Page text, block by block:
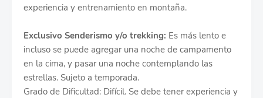
experiencia y entrenamiento en montaña.
Exclusivo Senderismo y/o trekking: Es más lento e
incluso se puede agregar una noche de campamento
en la cima, y pasar una noche contemplando las
estrellas. Sujeto a temporada.
Grado de Dificultad: Difícil. Se debe tener experiencia y